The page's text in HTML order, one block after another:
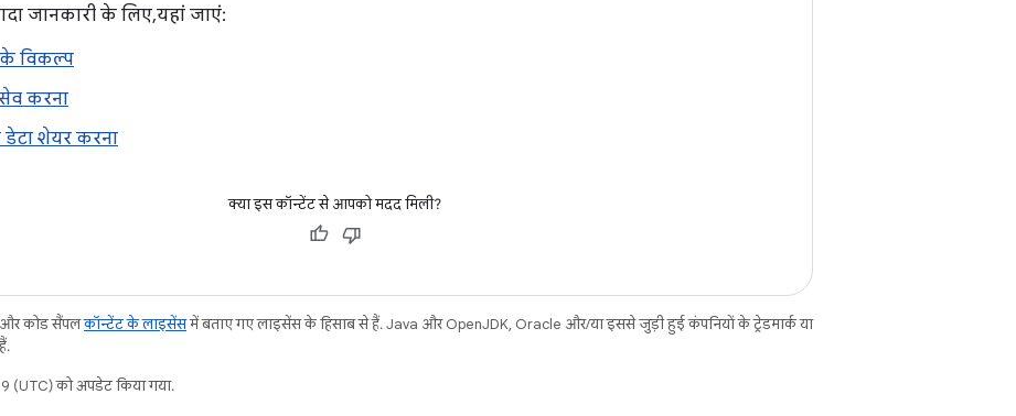
जानकारी के लिए, यहां जाएं:
विकल्प
करना
डेटा शेयर करना
क्या इस कॉन्टेंट से आपको मदद मिली?
और कोड सैंपलकॉन्टेंट के लाइसेंसमें बताए गए लाइसेंस के हिसाब से हैं. Java और OpenJDK, Oracle और/या इससे जुड़ी हुई कंपनियों के ट्रेडमार्क या
(UTC) को अपडेट किया गया.